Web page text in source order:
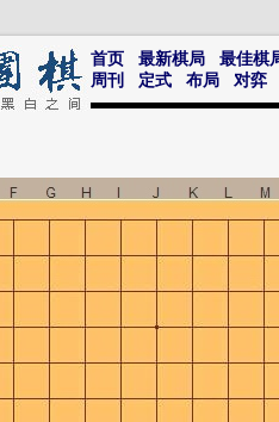
首页 最新棋局
最佳棋
周刊
定式 布局 对弈